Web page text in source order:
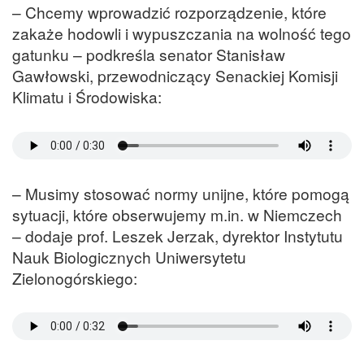
– Chcemy wprowadzić rozporządzenie, które
zakaże hodowli i wypuszczania na wolność tego
gatunku – podkreśla senator Stanisław
Gawłowski, przewodniczący Senackiej Komisji
Klimatu i Środowiska:
– Musimy stosować normy unijne, które pomogą
sytuacji, które obserwujemy m.in. w Niemczech
– dodaje prof. Leszek Jerzak, dyrektor Instytutu
Nauk Biologicznych Uniwersytetu
Zielonogórskiego: